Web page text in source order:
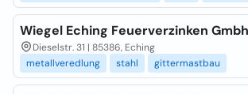
Wiegel Eching Feuerverzinken Gmbh
Dieselstr. 31 | 85386, Eching
metallveredlung
stahl gittermastbau